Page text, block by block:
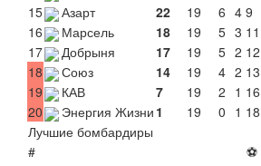
15
Азарт 22 19 6 4 9
16
Марсель 18 19 5 3 11
17
Добрыня 17 19 5 2 12
18
Союз 14 19 4 2 13
19
КАВ 7 19 2 1 16
20
Энергия Жизни 1 19 0 1 18
Лучшие бомбардиры
#
⚽